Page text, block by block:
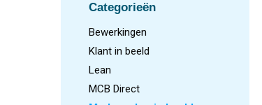
Categorieën
Bewerkingen
Klant in beeld
Lean
MCB Direct